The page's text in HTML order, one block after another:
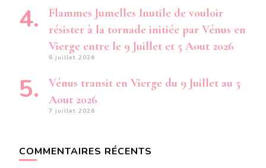
Flammes Jumelles Inutile de vouloir
résister à la tornade initiée par Vénus en
Vierge entre le 9 Juillet et 5 Aout 2026
8 juillet 2026
Vénus transit en Vierge du 9 Juillet au 5
Aout 2026
7 juillet 2026
COMMENTAIRES RÉCENTS